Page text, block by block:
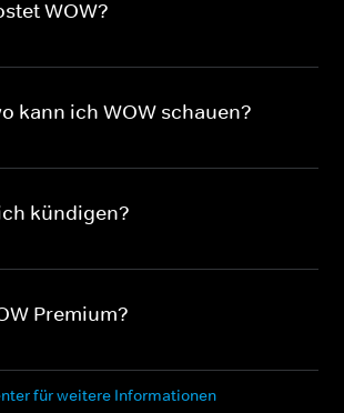
WOW?
kann ich WOW schauen?
kündigen?
Premium?
für weitere Informationen